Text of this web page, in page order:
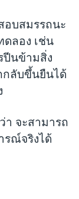
บสมรรถนะ
ดลอง เช่น
ปีนข้ามสิ่ง
กลับขึ้นยืนได้
า จะสามารถ
ณ์จริงได้